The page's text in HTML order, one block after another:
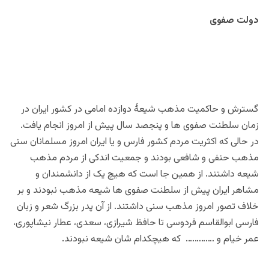
دولت صفوی
گسترش و حاکمیت مذهب شیعۀ دوازده امامی در کشور ایران در
زمان سلطنت صفوی ها و پنجصد سال پیش از امروز انجام یافت.
در حالی که اکثریت مردم کشور فارس و یا ایران امروز مسلمانان سنی
مذهب حنفی و شافعی بودند و جمعیت اندکی از مردم مذهب
شیعه داشتند. از همین جا است که هیچ یک از دانشمندان و
مشاهر ایران پیش از سلطنت صفوی ها شیعه مذهب نبودند و بر
خلاف تصور امروز مذهب سنی داشتند. از آن پدر بزرگ شعر و زبان
فارسی ابوالقاسم فردوسی تا حافظ شیرازی، سعدی، عطار نیشاپوری،
عمر خیام و …………. که هیچکدام شان شیعه نبودند.